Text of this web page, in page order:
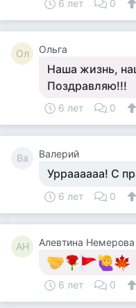
6 лет 0
Ол Ольга
Наша жизнь,
Поздравляю!!!
6 лет 0
Ва Валерий
Урраааааа! С
6 лет 0
АН Алевтина Немерова
6 лет 0